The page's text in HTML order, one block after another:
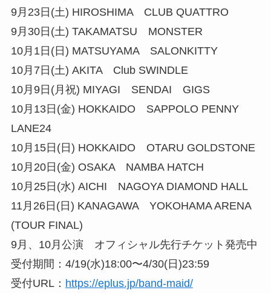
9月23日(土) HIROSHIMA CLUB QUATTRO
9月30日(土) TAKAMATSU MONSTER
10月1日(日) MATSUYAMA SALONKITTY
10月7日(土) AKITA Club SWINDLE
10月9日(月祝) MIYAGI SENDAI GIGS
10月13日(金) HOKKAIDO SAPPOLO PENNY
LANE24
10月15日(日) HOKKAIDO OTARU GOLDSTONE
10月20日(金) OSAKA NAMBA HATCH
10月25日(水) AICHI NAGOYA DIAMOND HALL
11月26日(日) KANAGAWA YOKOHAMA ARENA
(TOUR FINAL)
9月、10月公演 オフィシャル先行チケット発売中
受付期間：4/19(水)18:00〜4/30(日)23:59
受付URL： https://eplus.jp/band-maid/